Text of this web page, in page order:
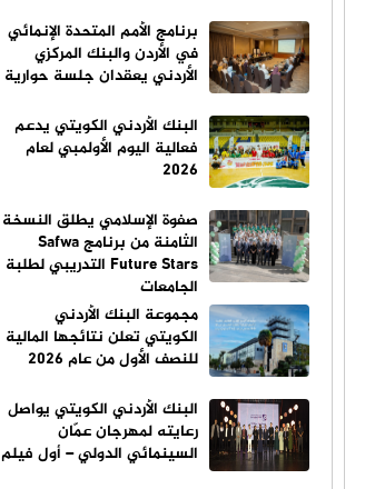
برنامج الأمم المتحدة الإنمائي
في الأردن والبنك المركزي
الأردني يعقدان جلسة حوارية
البنك الأردني الكويتي يدعم
فعالية اليوم الأولمبي لعام
2026
صفوة الإسلامي يطلق النسخة
الثامنة من برنامج Safwa
Future Stars التدريبي لطلبة
الجامعات
مجموعة البنك الأردني
الكويتي تعلن نتائجها المالية
للنصف الأول من عام 2026
البنك الأردني الكويتي يواصل
رعايته لمهرجان عمّان
السينمائي الدولي – أول فيلم